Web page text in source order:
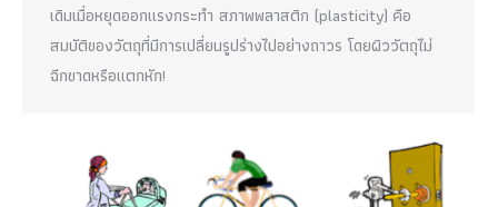
เดิมเมื่อหยุดออกแรงกระทำ สภาพพลาสติก (plasticity) คือ
สมบัติของวัตถุที่มีการเปลี่ยนรูปร่างไปอย่างถาวร โดยผิววัตถุไม่
ฉีกขาดหรือแตกหัก!